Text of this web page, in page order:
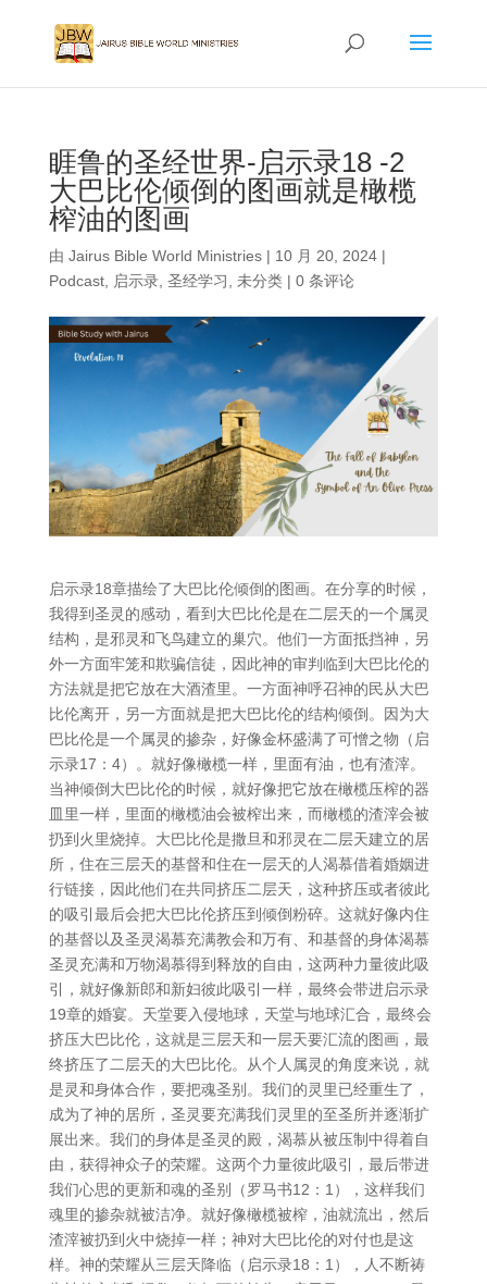
睚鲁的圣经世界-启示录18 -2
大巴比伦倾倒的图画就是橄榄
榨油的图画
由 Jairus Bible World Ministries| 10 月 20, 2024|
Podcast, 启示录, 圣经学习 未分类| 0 条评论
启示录18章描绘了大巴比伦倾倒的图画。在分享的时候，
我得到圣灵的感动，看到大巴比伦是在二层天的一个属灵
结构，是邪灵和飞鸟建立的巢穴。他们一方面抵挡神，另
外一方面牢笼和欺骗信徒，因此神的审判临到大巴比伦的
方法就是把它放在大酒渣里。一方面神呼召神的民从大巴
比伦离开，另一方面就是把大巴比伦的结构倾倒。因为大
巴比伦是一个属灵的掺杂，好像金杯盛满了可憎之物（启
示录17：4）。就好像橄榄一样，里面有油，也有渣滓。
当神倾倒大巴比伦的时候，就好像把它放在橄榄压榨的器
皿里一样，里面的橄榄油会被榨出来，而橄榄的渣滓会被
扔到火里烧掉。大巴比伦是撒旦和邪灵在二层天建立的居
所，住在三层天的基督和住在一层天的人渴慕借着婚姻进
行链接，因此他们在共同挤压二层天，这种挤压或者彼此
的吸引最后会把大巴比伦挤压到倾倒粉碎。这就好像内住
的基督以及圣灵渴慕充满教会和万有、和基督的身体渴慕
圣灵充满和万物渴慕得到释放的自由，这两种力量彼此吸
引，就好像新郎和新妇彼此吸引一样，最终会带进启示录
19章的婚宴。天堂要入侵地球，天堂与地球汇合，最终会
挤压大巴比伦，这就是三层天和一层天要汇流的图画，最
终挤压了二层天的大巴比伦。从个人属灵的角度来说，就
是灵和身体合作，要把魂圣别。我们的灵里已经重生了，
成为了神的居所，圣灵要充满我们灵里的至圣所并逐渐扩
展出来。我们的身体是圣灵的殿，渴慕从被压制中得着自
由，获得神众子的荣耀。这两个力量彼此吸引，最后带进
我们心思的更新和魂的圣别（罗马书12：1），这样我们
魂里的掺杂就被洁净。就好像橄榄被榨，油就流出，然后
渣滓被扔到火中烧掉一样；神对大巴比伦的对付也是这
样。神的荣耀从三层天降临（启示录18：1），人不断祷